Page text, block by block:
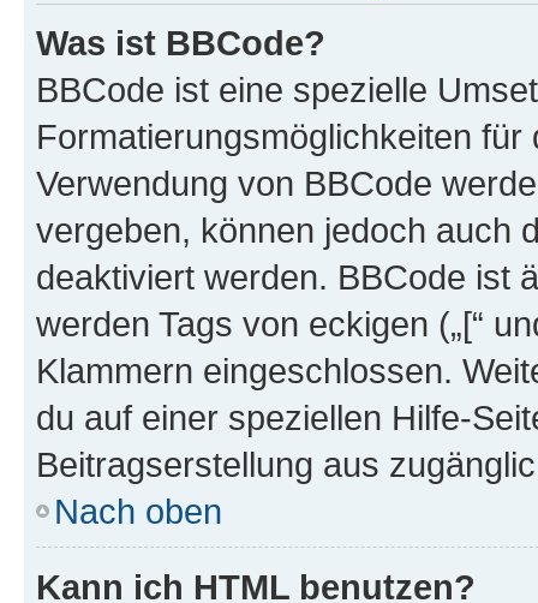
Was ist BBCode?
BBCode ist eine spezielle
Formatierungsmöglichkeiten
Verwendung von BBCode
vergeben, können jedoch auch
deaktiviert werden. BBCode ist
werden Tags von eckigen („[“
Klammern eingeschlossen.
du auf einer speziellen Hilfe-
Beitragserstellung aus
Nach oben
Kann ich HTML benutzen?